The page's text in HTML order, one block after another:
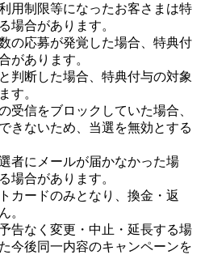
用制限等になったお客さまは特
場合があります。
の応募が発覚した場合、特典付
があります。
判断した場合、特典付与の対象
す。
受信をブロックしていた場合、
きないため、当選を無効とする
者にメールが届かなかった場
場合があります。
カードのみとなり、換金・返
。
告なく変更・中止・延長する場
今後同一内容のキャンペーンを